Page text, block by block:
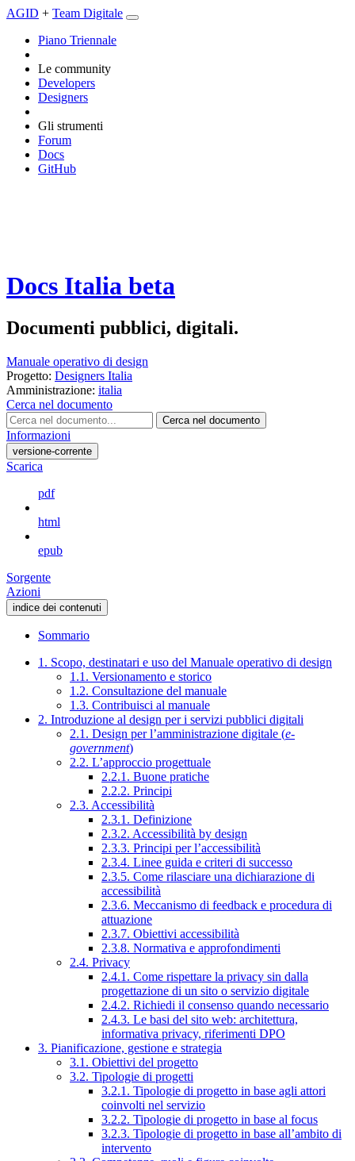
AGID + Team Digitale
Piano Triennale
Le community
Developers
Designers
Gli strumenti
Forum
Docs
GitHub
Docs Italia beta
Documenti pubblici, digitali.
Manuale operativo di design
Progetto: Designers Italia
Amministrazione: italia
Cerca nel documento
Cerca nel documento
Informazioni
versione-corrente
Scarica
pdf
html
epub
Sorgente
Azioni
indice dei contenuti
Sommario
1. Scopo, destinatari e uso del Manuale operativo di design
1.1. Versionamento e storico
1.2. Consultazione del manuale
1.3. Contribuisci al manuale
2. Introduzione al design per i servizi pubblici digitali
2.1. Design per l’amministrazione digitale (e-
government)
2.2. L’approccio progettuale
2.2.1. Buone pratiche
2.2.2. Principi
2.3. Accessibilità
2.3.1. Definizione
2.3.2. Accessibilità by design
2.3.3. Principi per l’accessibilità
2.3.4. Linee guida e criteri di successo
2.3.5. Come rilasciare una dichiarazione di
accessibilità
2.3.6. Meccanismo di feedback e procedura di
attuazione
2.3.7. Obiettivi accessibilità
2.3.8. Normativa e approfondimenti
2.4. Privacy
2.4.1. Come rispettare la privacy sin dalla
progettazione di un sito o servizio digitale
2.4.2. Richiedi il consenso quando necessario
2.4.3. Le basi del sito web: architettura,
informativa privacy, riferimenti DPO
3. Pianificazione, gestione e strategia
3.1. Obiettivi del progetto
3.2. Tipologie di progetti
3.2.1. Tipologie di progetto in base agli attori
coinvolti nel servizio
3.2.2. Tipologie di progetto in base al focus
3.2.3. Tipologie di progetto in base all’ambito di
intervento